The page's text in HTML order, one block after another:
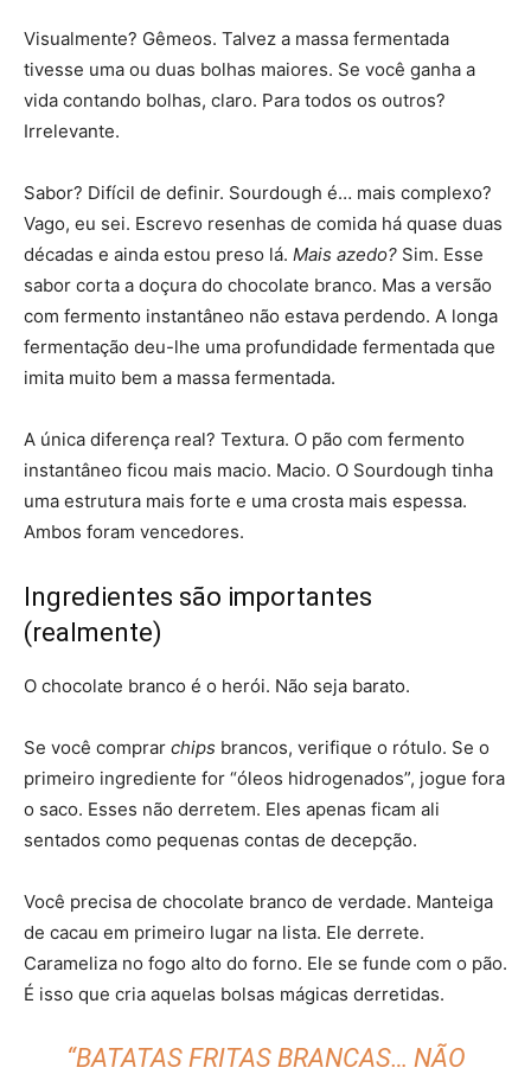
Visualmente? Gêmeos. Talvez a massa fermentada
tivesse uma ou duas bolhas maiores. Se você ganha a
vida contando bolhas, claro. Para todos os outros?
Irrelevante.
Sabor? Difícil de definir. Sourdough é… mais complexo?
Vago, eu sei. Escrevo resenhas de comida há quase duas
décadas e ainda estou preso lá. Mais azedo? Sim. Esse
sabor corta a doçura do chocolate branco. Mas a versão
com fermento instantâneo não estava perdendo. A longa
fermentação deu-lhe uma profundidade fermentada que
imita muito bem a massa fermentada.
A única diferença real? Textura. O pão com fermento
instantâneo ficou mais macio. Macio. O Sourdough tinha
uma estrutura mais forte e uma crosta mais espessa.
Ambos foram vencedores.
Ingredientes são importantes
(realmente)
O chocolate branco é o herói. Não seja barato.
Se você comprar chips brancos, verifique o rótulo. Se o
primeiro ingrediente for “óleos hidrogenados”, jogue fora
o saco. Esses não derretem. Eles apenas ficam ali
sentados como pequenas contas de decepção.
Você precisa de chocolate branco de verdade. Manteiga
de cacau em primeiro lugar na lista. Ele derrete.
Carameliza no fogo alto do forno. Ele se funde com o pão.
É isso que cria aquelas bolsas mágicas derretidas.
“BATATAS FRITAS BRANCAS… NÃO